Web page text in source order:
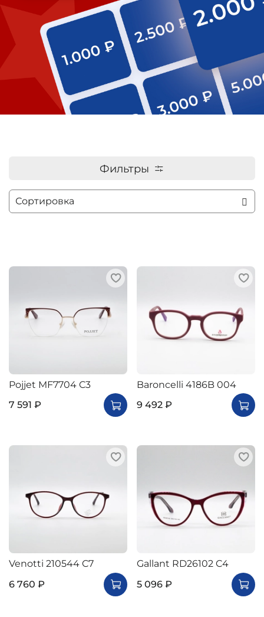
Фильтры
Pojjet MF7704 C3
7 591 ₽
Baroncelli 4186B 004
9 492 ₽
Venotti 210544 C7
6 760 ₽
Gallant RD26102 C4
5 096 ₽